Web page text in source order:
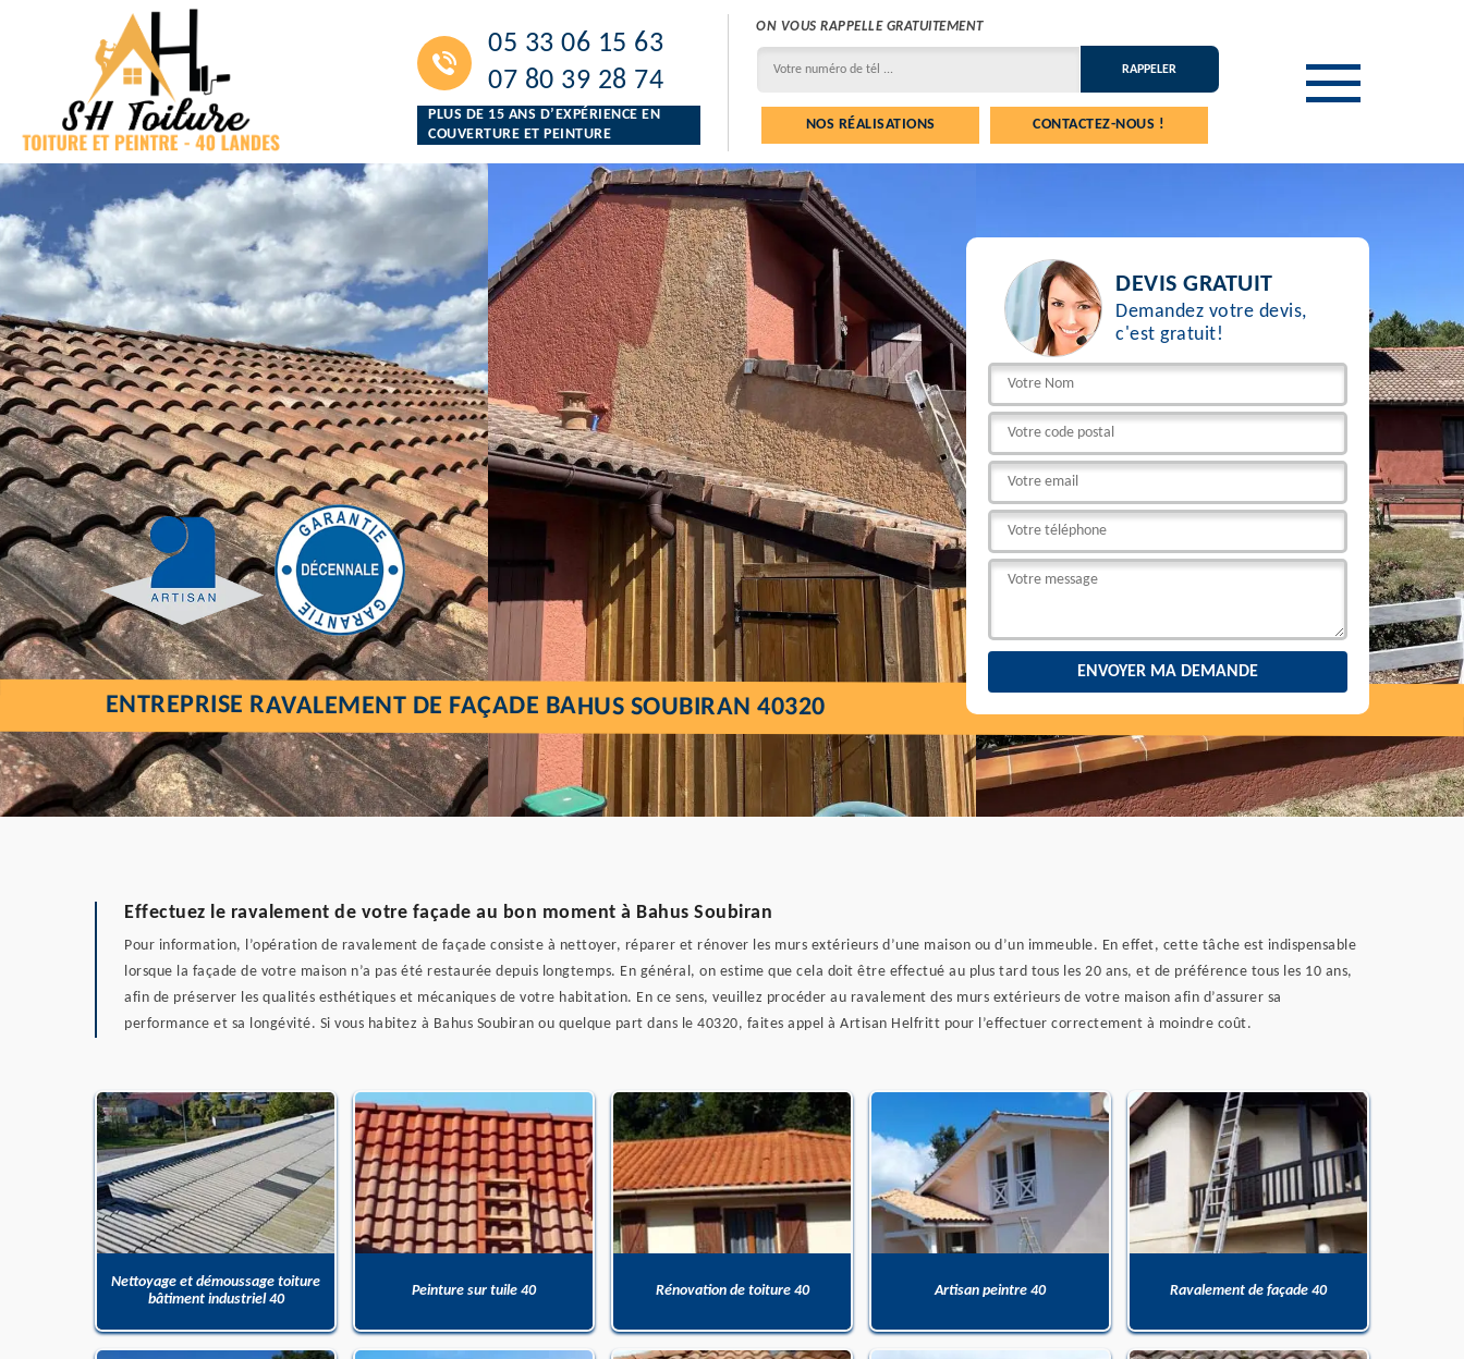
05 33 06 15 63
07 80 39 28 74
PLUS DE 15 ANS D’EXPÉRIENCE EN
COUVERTURE ET PEINTURE
ON VOUS RAPPELLE GRATUITEMENT
NOS RÉALISATIONS CONTACTEZ-NOUS !
DEVIS GRATUIT
Demandez votre devis,
c'est gratuit!
ENTREPRISE RAVALEMENT DE FAÇADE BAHUS SOUBIRAN 40320
Effectuez le ravalement de votre façade au bon moment à Bahus Soubiran
Pour information, l’opération de ravalement de façade consiste à nettoyer, réparer et rénover les murs extérieurs d’une maison ou d’un immeuble. En effet, cette tâche est indispensable
lorsque la façade de votre maison n’a pas été restaurée depuis longtemps. En général, on estime que cela doit être effectué au plus tard tous les 20 ans, et de préférence tous les 10 ans,
afin de préserver les qualités esthétiques et mécaniques de votre habitation. En ce sens, veuillez procéder au ravalement des murs extérieurs de votre maison afin d’assurer sa
performance et sa longévité. Si vous habitez à Bahus Soubiran ou quelque part dans le 40320, faites appel à Artisan Helfritt pour l’effectuer correctement à moindre coût.
Nettoyage et démoussage toiture
bâtiment industriel 40
Peinture sur tuile 40 Rénovation de toiture 40 Artisan peintre 40 Ravalement de façade 40